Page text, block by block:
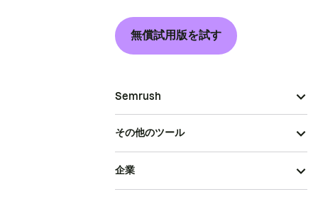
無償試用版を試す
Semrush
その他のツール
企業